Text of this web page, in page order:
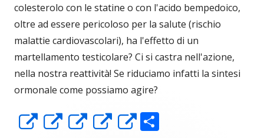
colesterolo con le statine o con l'acido bempedoico,
oltre ad essere pericoloso per la salute (rischio
malattie cardiovascolari), ha l'effetto di un
martellamento testicolare? Ci si castra nell'azione,
nella nostra reattività! Se riduciamo infatti la sintesi
ormonale come possiamo agire?
ApreApreApreApre
Apre